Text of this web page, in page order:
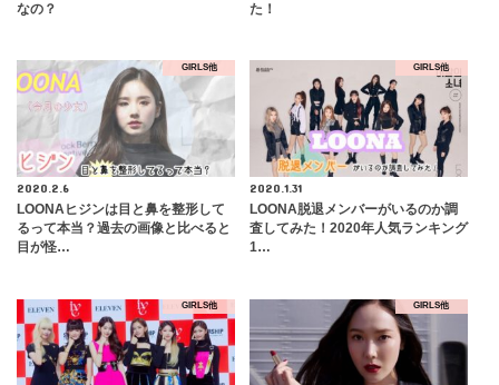
なの？
た！
GIRLS他
2020.2.6
LOONAヒジンは目と鼻を整形して
るって本当？過去の画像と比べると
目が怪…
GIRLS他
2020.1.31
LOONA脱退メンバーがいるのか調
査してみた！2020年人気ランキング
1…
GIRLS他 GIRLS他